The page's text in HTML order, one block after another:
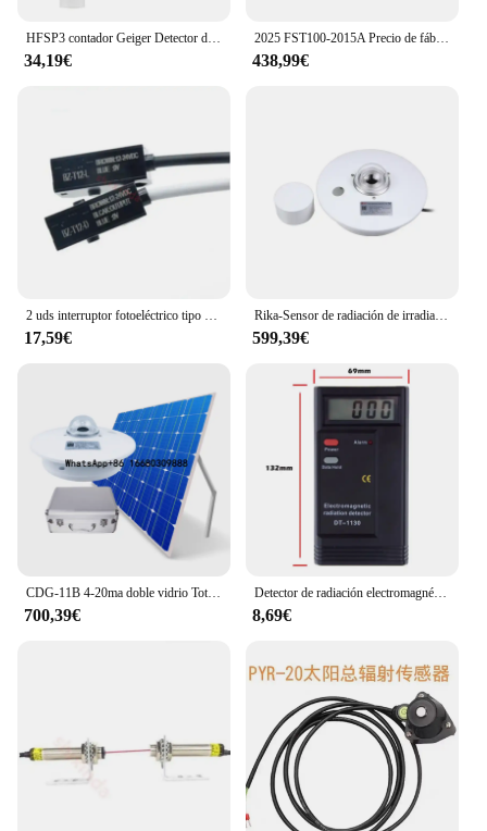
HFSP3 contador Geiger Detector de radiación Nuclear rayos X Beta Gamma Detector pluma Sensor preciso y alarmas ajustables
34,19€
2025 FST100-2015A Precio de fábrica óptico 4-20ma RS485 Radiómetro de irradiancia Sensor de radiación solar Piranómetro
438,99€
2 uds interruptor fotoeléctrico tipo radiación infrarroja BZ-T12 Sensor de interruptor inductivo HPJ-E21 HPJ-R21 NPN normalmente abierto
17,59€
Rika-Sensor de radiación de irradiancia Solar, piranómetro de medición de primera clase, 4-20mA, RS485, proveedor de Rika RK200-03
599,39€
700,39€
Detector de radiación electromagnética Digital portátil, medidor EMF, dosímetro de radiación portátil DT1130, Monitor, DT-1130
8,69€